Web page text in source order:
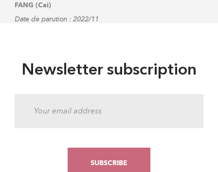
FANG (Cai)
Date de parution : 2022/11
Newsletter subscription